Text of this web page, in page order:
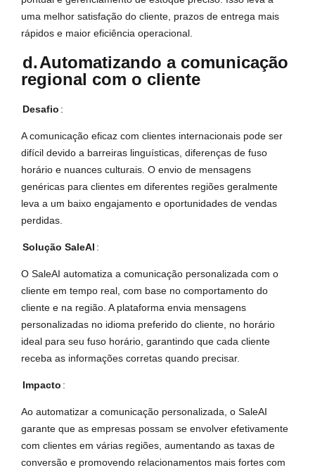
uma melhor satisfação do cliente, prazos de entrega mais
rápidos e maior eficiência operacional.
d.Automatizando a comunicação
regional com o cliente
Desafio :
A comunicação eficaz com clientes internacionais pode ser
difícil devido a barreiras linguísticas, diferenças de fuso
horário e nuances culturais. O envio de mensagens
genéricas para clientes em diferentes regiões geralmente
leva a um baixo engajamento e oportunidades de vendas
perdidas.
Solução SaleAI :
O SaleAI automatiza a comunicação personalizada com o
cliente em tempo real, com base no comportamento do
cliente e na região. A plataforma envia mensagens
personalizadas no idioma preferido do cliente, no horário
ideal para seu fuso horário, garantindo que cada cliente
receba as informações corretas quando precisar.
Impacto :
Ao automatizar a comunicação personalizada, o SaleAI
garante que as empresas possam se envolver efetivamente
com clientes em várias regiões, aumentando as taxas de
conversão e promovendo relacionamentos mais fortes com